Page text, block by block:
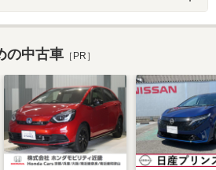
の中古車 ［PR］